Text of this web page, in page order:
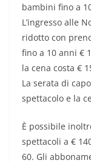
bambini fino a
L’ingresso alle
ridotto con
fino a 10 anni €
la cena costa €
La serata di
spettacolo e la
È possibile
spettacoli a €
60. Gli